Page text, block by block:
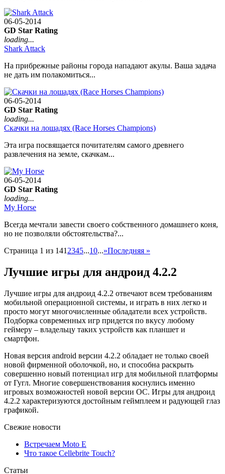
06-05-2014
GD Star Rating
loading...
Shark Attack
На прибрежные районы города нападают акулы. Ваша задача
не дать им полакомиться...
06-05-2014
GD Star Rating
loading...
Скачки на лошадях (Race Horses Champions)
Эта игра посвящается почитателям самого древнего
развлечения на земле, скачкам...
06-05-2014
GD Star Rating
loading...
My Horse
Всегда мечтали завести своего собственного домашнего коня,
но не позволяли обстоятельства?...
Страница 1 из 141 2345...10...»Последняя »
Лучшие игры для андроид 4.2.2
Лучшие игры для андроид 4.2.2 отвечают всем требованиям
мобильной операционной системы, и играть в них легко и
просто могут многочисленные обладатели всех устройств.
Подборка современных игр придется по вкусу любому
геймеру – владельцу таких устройств как планшет и
смартфон.
Новая версия android версии 4.2.2 обладает не только своей
новой фирменной оболочкой, но, и способна раскрыть
совершенно новый потенциал игр для мобильной платформы
от Гугл. Многие совершенствования коснулись именно
игровых возможностей новой версии ОС. Игры для андроид
4.2.2 характеризуются достойным геймплеем и радующей глаз
графикой.
Свежие новости
Встречаем Moto E
Что такое Cellebrite Touch?
Статьи